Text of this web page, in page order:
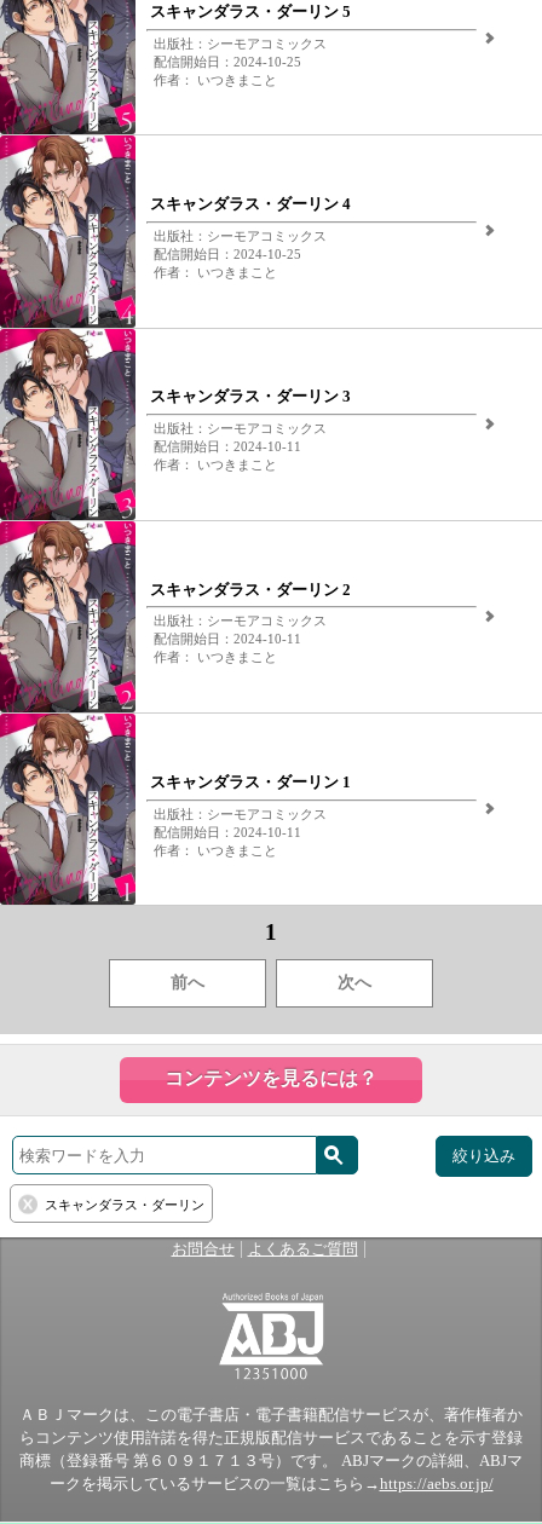
スキャンダラス・ダーリン 5
出版社：シーモアコミックス
配信開始日：2024-10-25
作者： いつきまこと
スキャンダラス・ダーリン 4
出版社：シーモアコミックス
配信開始日：2024-10-25
作者： いつきまこと
スキャンダラス・ダーリン 3
出版社：シーモアコミックス
配信開始日：2024-10-11
作者： いつきまこと
スキャンダラス・ダーリン 2
出版社：シーモアコミックス
配信開始日：2024-10-11
作者： いつきまこと
スキャンダラス・ダーリン 1
出版社：シーモアコミックス
配信開始日：2024-10-11
作者： いつきまこと
1
前へ 次へ
コンテンツを見るには？
絞り込み
スキャンダラス・ダーリン
お問合せ| よくあるご質問 |
ＡＢＪマークは、この電子書店・電子書籍配信サービスが、著作権者か
らコンテンツ使用許諾を得た正規版配信サービスであることを示す登録
商標（登録番号 第６０９１７１３号）です。 ABJマークの詳細、ABJマ
ークを掲示しているサービスの一覧はこちら→https://aebs.or.jp/